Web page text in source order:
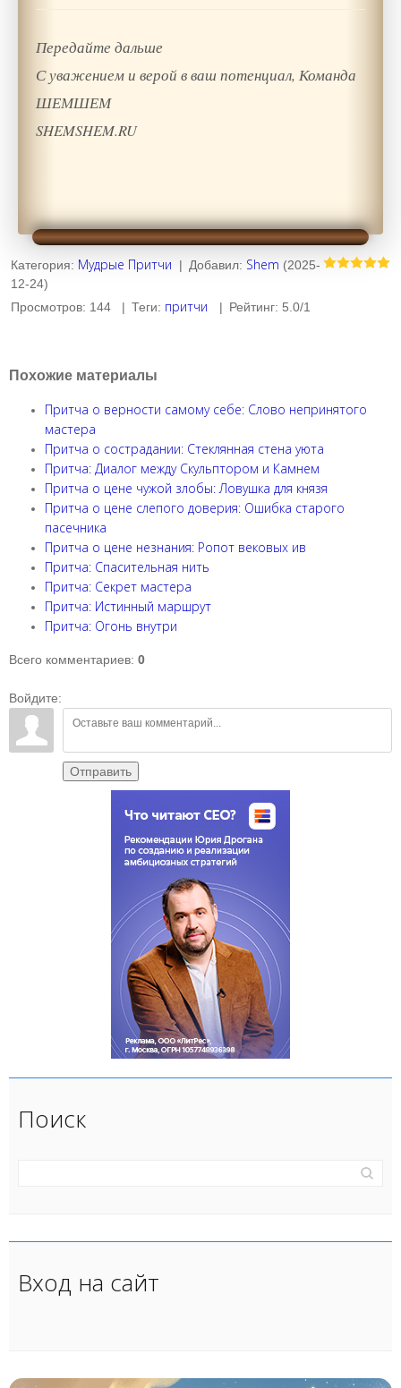
Передайте дальше
С уважением и верой в ваш потенциал, Команда
ШЕМШЕМ
SHEMSHEM.RU
Категория: Мудрые Притчи | Добавил: Shem (2025-
12-24)
Просмотров: 144 | Теги: притчи | Рейтинг: 5.0/1
Похожие материалы
Притча о верности самому себе: Слово непринятого
мастера
Притча о сострадании: Стеклянная стена уюта
Притча: Диалог между Скульптором и Камнем
Притча о цене чужой злобы: Ловушка для князя
Притча о цене слепого доверия: Ошибка старого
пасечника
Притча о цене незнания: Ропот вековых ив
Притча: Спасительная нить
Притча: Секрет мастера
Притча: Истинный маршрут
Притча: Огонь внутри
Всего комментариев: 0
Войдите:
Отправить
Поиск
Вход на сайт